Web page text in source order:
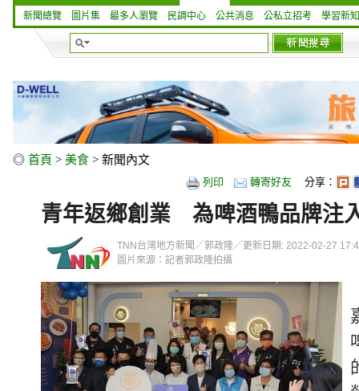
新聞總覽 圖片集 最多人瀏覽 民調中心 公共消息 公私立招考 學習新知
◎ 首頁 > 美食 > 新聞內文
列印 轉寄好友 分享：
青年返鄉創業 為啤酒鴨品牌注
TNN台灣地方新聞／郭政隆／更新日期: 2022-02-27
圖片來源：記者郭政隆拍攝